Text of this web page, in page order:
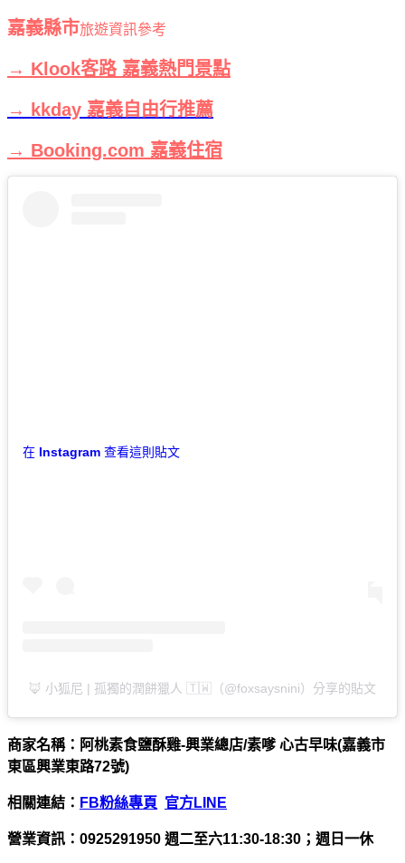
嘉義縣市旅遊資訊參考
→ Klook客路 嘉義熱門景點
→ kkday 嘉義自由行推薦
→ Booking.com 嘉義住宿
在 Instagram 查看這則貼文
🦊 小狐尼 | 孤獨的潤餅獵人 🇹🇼（@foxsaysnini）分享的貼文
商家名稱：阿桃素食鹽酥雞-興業總店/素嗲 心古早味(嘉義市
東區興業東路72號)
相關連結： FB粉絲專頁 官方LINE
營業資訊：0925291950 週二至六11:30-18:30；週日一休